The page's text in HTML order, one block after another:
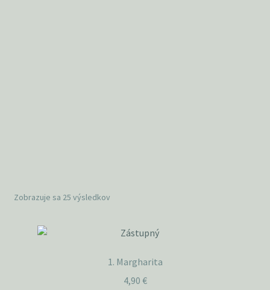
Zobrazuje sa 25 výsledkov
1. Margharita
4,90 €